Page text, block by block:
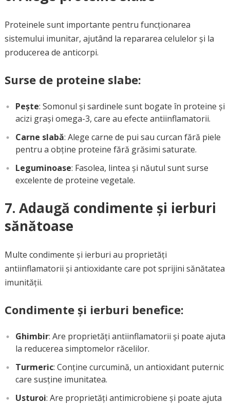
Proteinele sunt importante pentru funcționarea
sistemului imunitar, ajutând la repararea celulelor și la
producerea de anticorpi.
Surse de proteine slabe:
Pește: Somonul și sardinele sunt bogate în proteine și
acizi grași omega-3, care au efecte antiinflamatorii.
Carne slabă: Alege carne de pui sau curcan fără piele
pentru a obține proteine fără grăsimi saturate.
Leguminoase: Fasolea, lintea și năutul sunt surse
excelente de proteine vegetale.
7. Adaugă condimente și ierburi
sănătoase
Multe condimente și ierburi au proprietăți
antiinflamatorii și antioxidante care pot sprijini sănătatea
imunității.
Condimente și ierburi benefice:
Ghimbir: Are proprietăți antiinflamatorii și poate ajuta
la reducerea simptomelor răcelilor.
Turmeric: Conține curcumină, un antioxidant puternic
care susține imunitatea.
Usturoi: Are proprietăți antimicrobiene și poate ajuta